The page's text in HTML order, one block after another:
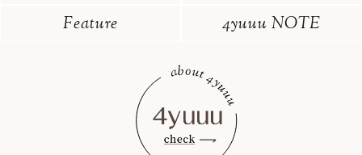
Feature
4yuuu NOTE